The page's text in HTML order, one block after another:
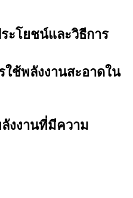
ะโยชน์และวิธีการ
ใช้พลังงานสะอาดใน
งงานที่มีความ